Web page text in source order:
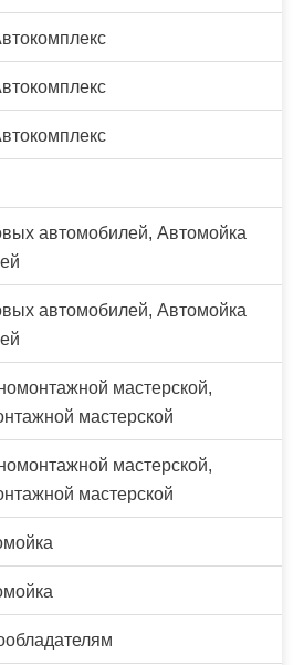
автомобилей, Автомойка
автомобилей, Автомойка
мастерской,
мастерской
мастерской,
мастерской